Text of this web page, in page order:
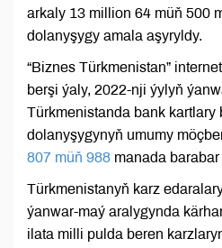
arkaly 13 million 64 müň 500
dolanyşygy amala aşyryldy.
“Biznes Türkmenistan”
berşi ýaly, 2022-nji ýylyň
Türkmenistanda bank kartlary
dolanyşygynyň umumy
807 müň 988 manada barabar
Türkmenistanyň karz
ýanwar-maý aralygynda
ilata milli pulda beren